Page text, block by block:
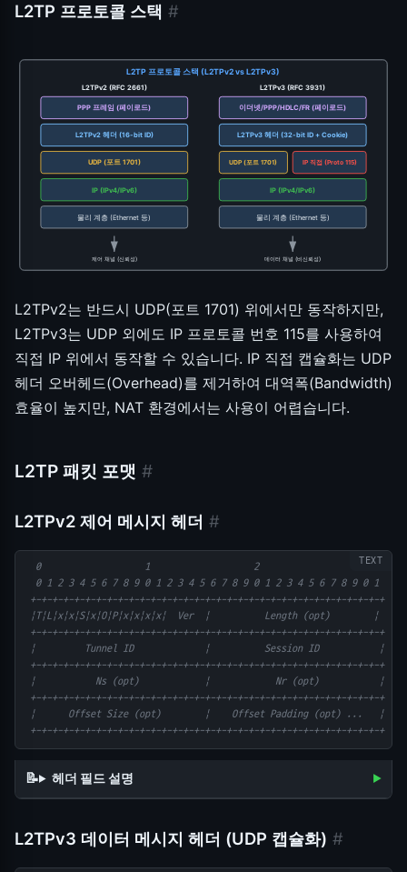
L2TP 프로토콜 스택 #
L2TP 프로토콜 스택 (L2TPv2 vs L2TPv3)
L2TPv2 (RFC 2661)
PPP 프레임 (페이로드)
L2TPv2 헤더 (16-bit ID)
UDP (포트 1701)
IP (IPv4/IPv6)
물리 계층 (Ethernet 등)
L2TPv3 (RFC 3931)
이더넷/PPP/HDLC/FR (페이로드)
L2TPv3 헤더 (32-bit ID + Cookie)
UDP (포트 1701) IP 직접 (Proto 115)
IP (IPv4/IPv6)
물리 계층 (Ethernet 등)
제어 채널 (신뢰성) 데이터 채널 (비신뢰성)
L2TPv2는 반드시 UDP(포트 1701) 위에서만 동작하지만,
L2TPv3는 UDP 외에도 IP 프로토콜 번호 115를 사용하여
직접 IP 위에서 동작할 수 있습니다. IP 직접 캡슐화는 UDP
헤더 오버헤드(Overhead)를 제거하여 대역폭(Bandwidth)
효율이 높지만, NAT 환경에서는 사용이 어렵습니다.
L2TP 패킷 포맷 #
L2TPv2 제어 메시지 헤더 #
  0                   1                   2                   3
  0 1 2 3 4 5 6 7 8 9 0 1 2 3 4 5 6 7 8 9 0 1 2 3 4 5 6 7 8 9 0 1
+-+-+-+-+-+-+-+-+-+-+-+-+-+-+-+-+-+-+-+-+-+-+-+-+-+-+-+-+-+-+-+-+
|T|L|x|x|S|x|O|P|x|x|x|x|  Ver  |          Length (opt)        |
+-+-+-+-+-+-+-+-+-+-+-+-+-+-+-+-+-+-+-+-+-+-+-+-+-+-+-+-+-+-+-+-+
|         Tunnel ID             |          Session ID           |
+-+-+-+-+-+-+-+-+-+-+-+-+-+-+-+-+-+-+-+-+-+-+-+-+-+-+-+-+-+-+-+-+
|           Ns (opt)            |            Nr (opt)           |
+-+-+-+-+-+-+-+-+-+-+-+-+-+-+-+-+-+-+-+-+-+-+-+-+-+-+-+-+-+-+-+-+
|      Offset Size (opt)        |    Offset Padding (opt) ...   |
+-+-+-+-+-+-+-+-+-+-+-+-+-+-+-+-+-+-+-+-+-+-+-+-+-+-+-+-+-+-+-+-+
헤더 필드 설명
L2TPv3 데이터 메시지 헤더 (UDP 캡슐화) #